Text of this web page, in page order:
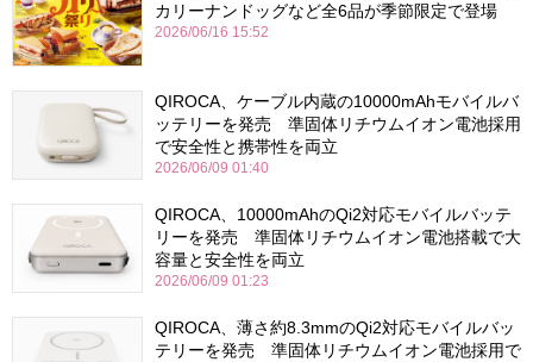
カリーナンドッグなど全6品が季節限定で登場
2026/06/16 15:52
QIROCA、ケーブル内蔵の10000mAhモバイルバ
ッテリーを発売 準固体リチウムイオン電池採用
で安全性と携帯性を両立
2026/06/09 01:40
QIROCA、10000mAhのQi2対応モバイルバッテ
リーを発売 準固体リチウムイオン電池搭載で大
容量と安全性を両立
2026/06/09 01:23
QIROCA、薄さ約8.3mmのQi2対応モバイルバッ
テリーを発売 準固体リチウムイオン電池採用で